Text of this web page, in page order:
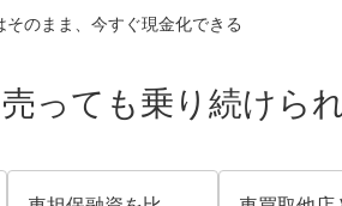
そのまま、今すぐ現金化できる
っても乗り続けら